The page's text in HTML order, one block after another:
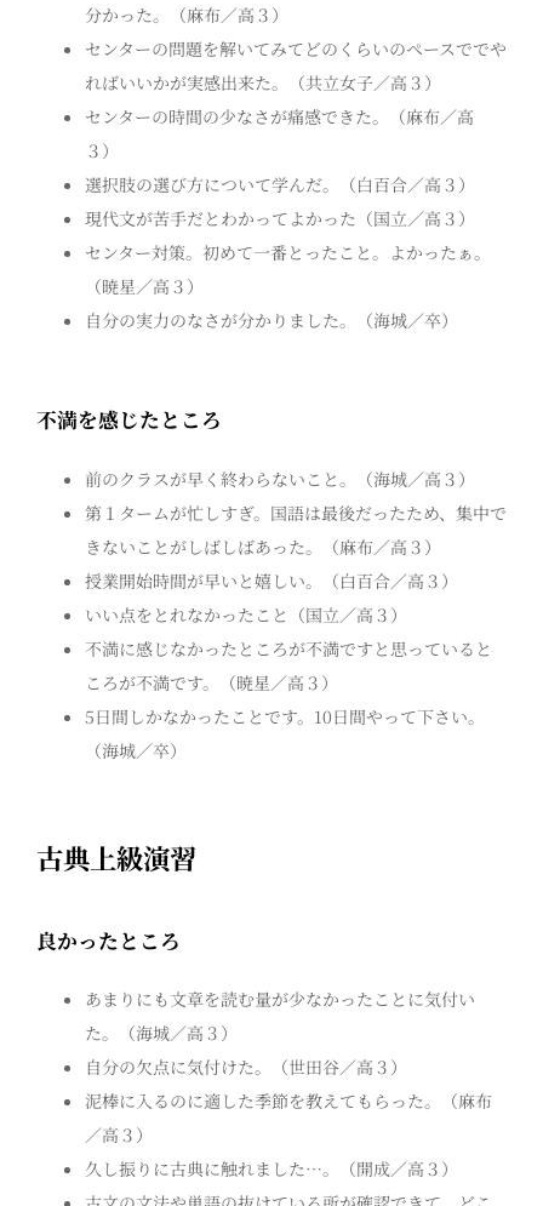
分かった。（麻布／高３）
センターの問題を解いてみてどのくらいのペースででや
ればいいかが実感出来た。（共立女子／高３）
センターの時間の少なさが痛感できた。（麻布／高
３）
選択肢の選び方について学んだ。（白百合／高３）
現代文が苦手だとわかってよかった（国立／高３）
センター対策。初めて一番とったこと。よかったぁ。
（暁星／高３）
自分の実力のなさが分かりました。（海城／卒）
不満を感じたところ
前のクラスが早く終わらないこと。（海城／高３）
第１タームが忙しすぎ。国語は最後だったため、集中で
きないことがしばしばあった。（麻布／高３）
授業開始時間が早いと嬉しい。（白百合／高３）
いい点をとれなかったこと（国立／高３）
不満に感じなかったところが不満ですと思っていると
ころが不満です。（暁星／高３）
5日間しかなかったことです。10日間やって下さい。
（海城／卒）
古典上級演習
良かったところ
あまりにも文章を読む量が少なかったことに気付い
た。（海城／高３）
自分の欠点に気付けた。（世田谷／高３）
泥棒に入るのに適した季節を教えてもらった。（麻布
／高３）
久し振りに古典に触れました…。（開成／高３）